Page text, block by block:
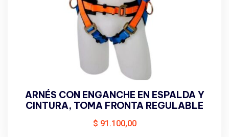
ARNÉS CON ENGANCHE EN ESPALDA Y
CINTURA, TOMA FRONTA REGULABLE
$ 91.100,00